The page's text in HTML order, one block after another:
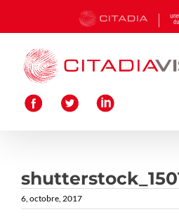
contenu
6, octobre, 2017